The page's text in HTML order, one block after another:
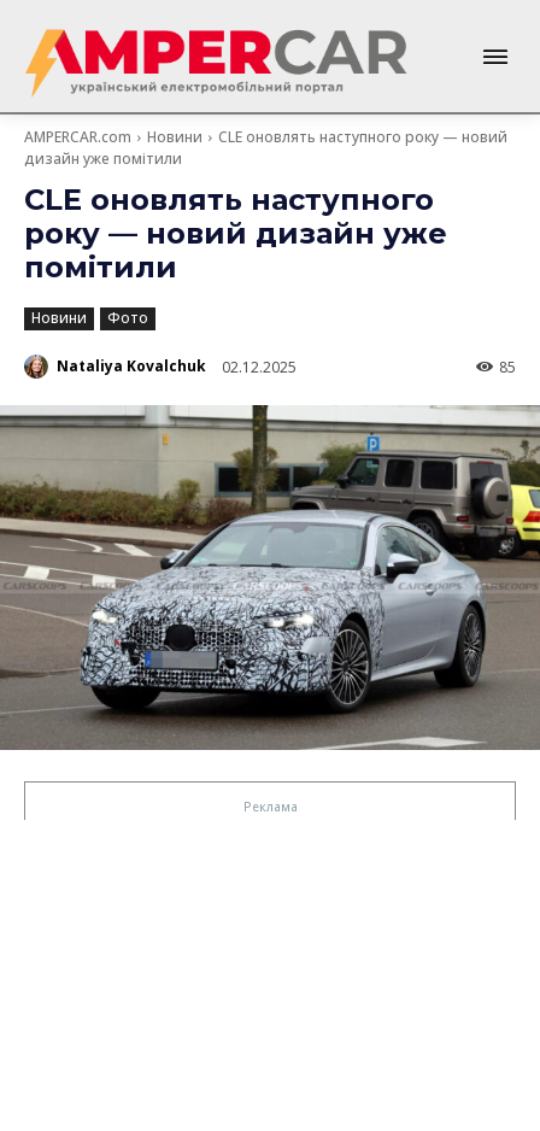
AMPERCAR.com Новини
CLE оновлять наступного року — новий
дизайн уже помітили
CLE оновлять наступного
року — новий дизайн уже
помітили
Новини Фото
Nataliya Kovalchuk 02.12.2025 85